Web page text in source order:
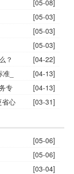
[05-08]
[05-03]
[05-03]
[05-03]
？
[04-22]
_
[04-13]
专
[04-13]
省心
[03-31]
[05-06]
[05-06]
[03-04]